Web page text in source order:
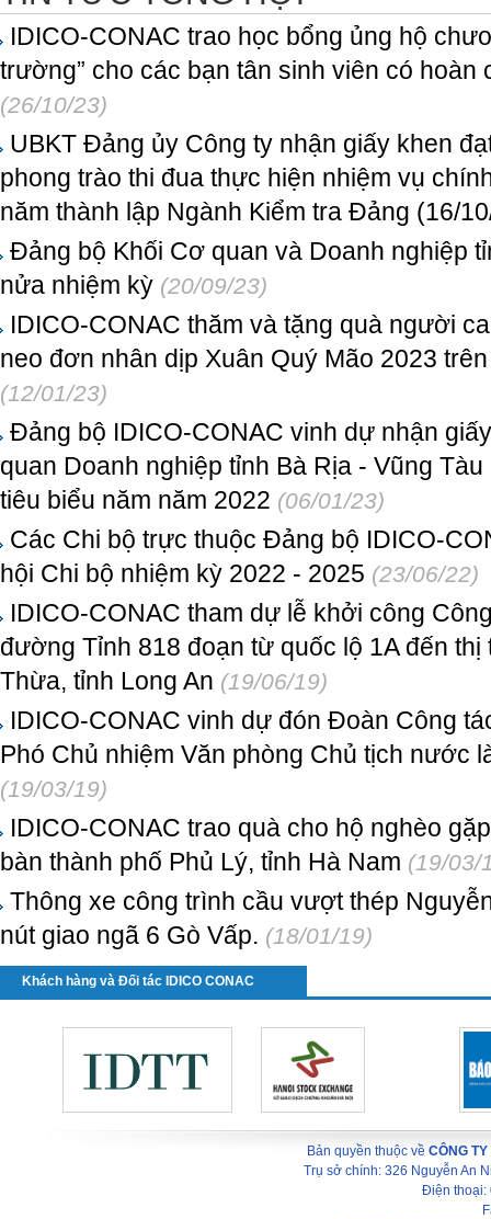
IDICO-CONAC trao học bổng ủng hộ
trường” cho các bạn tân sinh viên có hoàn
(26/10/23)
UBKT Đảng ủy Công ty nhận giấy khen
phong trào thi đua thực hiện nhiệm vụ
năm thành lập Ngành Kiểm tra Đảng (16/
Đảng bộ Khối Cơ quan và Doanh nghiệp
nửa nhiệm kỳ (20/09/23)
IDICO-CONAC thăm và tặng quà người
neo đơn nhân dịp Xuân Quý Mão 2023
(12/01/23)
Đảng bộ IDICO-CONAC vinh dự nhận
quan Doanh nghiệp tỉnh Bà Rịa - Vũng
tiêu biểu năm năm 2022 (06/01/23)
Các Chi bộ trực thuộc Đảng bộ IDICO-
hội Chi bộ nhiệm kỳ 2022 - 2025 (23/06/22)
IDICO-CONAC tham dự lễ khởi công
đường Tỉnh 818 đoạn từ quốc lộ 1A đến
Thừa, tỉnh Long An (19/06/19)
IDICO-CONAC vinh dự đón Đoàn Công
Phó Chủ nhiệm Văn phòng Chủ tịch nước
(19/03/19)
IDICO-CONAC trao quà cho hộ nghèo
bàn thành phố Phủ Lý, tỉnh Hà Nam (19/03/
Thông xe công trình cầu vượt thép
nút giao ngã 6 Gò Vấp. (18/01/19)
Khách hàng và Đối tác IDICO CONAC
Bản quyền thuộc về CÔNG
Trụ sở chính: 326 Nguyễn An
Điện thoại: